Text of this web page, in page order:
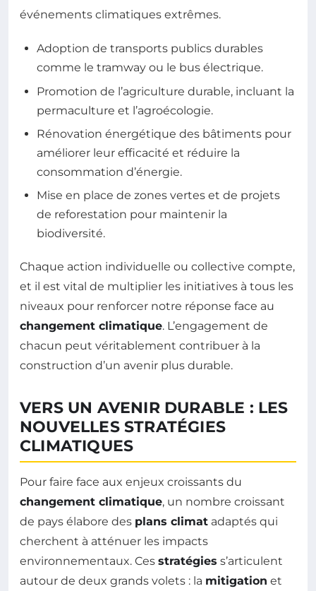
événements climatiques extrêmes.
Adoption de transports publics durables
comme le tramway ou le bus électrique.
Promotion de l’agriculture durable, incluant la
permaculture et l’agroécologie.
Rénovation énergétique des bâtiments pour
améliorer leur efficacité et réduire la
consommation d’énergie.
Mise en place de zones vertes et de projets
de reforestation pour maintenir la
biodiversité.
Chaque action individuelle ou collective compte,
et il est vital de multiplier les initiatives à tous les
niveaux pour renforcer notre réponse face au
changement climatique. L’engagement de
chacun peut véritablement contribuer à la
construction d’un avenir plus durable.
VERS UN AVENIR DURABLE : LES
NOUVELLES STRATÉGIES
CLIMATIQUES
Pour faire face aux enjeux croissants du
changement climatique, un nombre croissant
de pays élabore des plans climat adaptés qui
cherchent à atténuer les impacts
environnementaux. Ces stratégies s’articulent
autour de deux grands volets : la mitigation et